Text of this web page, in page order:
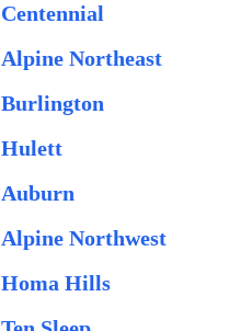
Centennial
Alpine Northeast
Burlington
Hulett
Auburn
Alpine Northwest
Homa Hills